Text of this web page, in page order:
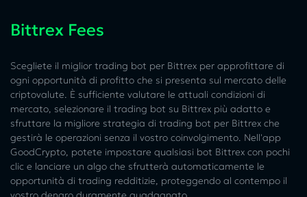
Bittrex Fees
Scegliete il miglior trading bot per Bittrex per approfittare di
ogni opportunità di profitto che si presenta sul mercato delle
criptovalute. È sufficiente valutare le attuali condizioni di
mercato, selezionare il trading bot su Bittrex più adatto e
sfruttare la migliore strategia di trading bot per Bittrex che
gestirà le operazioni senza il vostro coinvolgimento. Nell'app
GoodCrypto, potete impostare qualsiasi bot Bittrex con pochi
clic e lanciare un algo che sfrutterà automaticamente le
opportunità di trading redditizie, proteggendo al contempo il